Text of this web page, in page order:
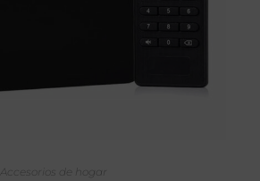
Accesorios de hogar